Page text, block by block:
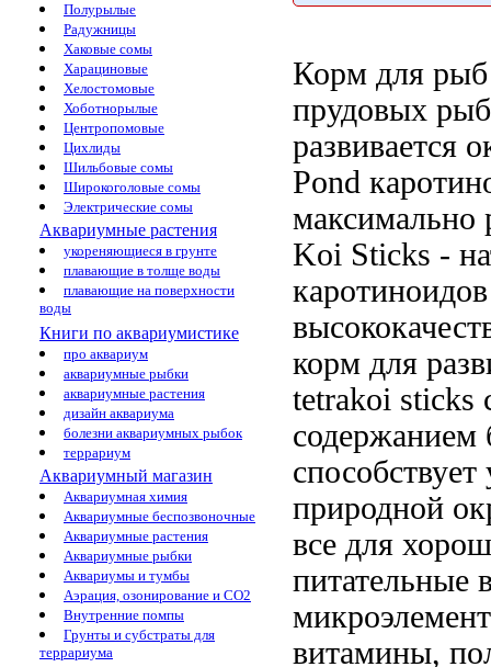
Полурылые
Радужницы
Хаковые сомы
Харациновые
Хелостомовые
Хоботнорылые
Центропомовые
Цихлиды
Шильбовые сомы
Широкоголовые сомы
Электрические сомы
Аквариумные растения
укореняющиеся в грунте
плавающие в толще воды
плавающие на поверхности
воды
Книги по аквариумистике
про аквариум
аквариумные рыбки
аквариумные растения
дизайн аквариума
болезни аквариумных рыбок
террариум
Аквариумный магазин
Аквариумная химия
Аквариумные беспозвоночные
Аквариумные растения
Аквариумные рыбки
Аквариумы и тумбы
Аэрация, озонирование и CO2
Внутренние помпы
Грунты и субстраты для
террариума
Корм для рыб
прудовых
развивается
Pond
максимально
Koi Sticks -
корм для
tetrakoi sticks
содержанием
природной
все для
питательные
витамины,